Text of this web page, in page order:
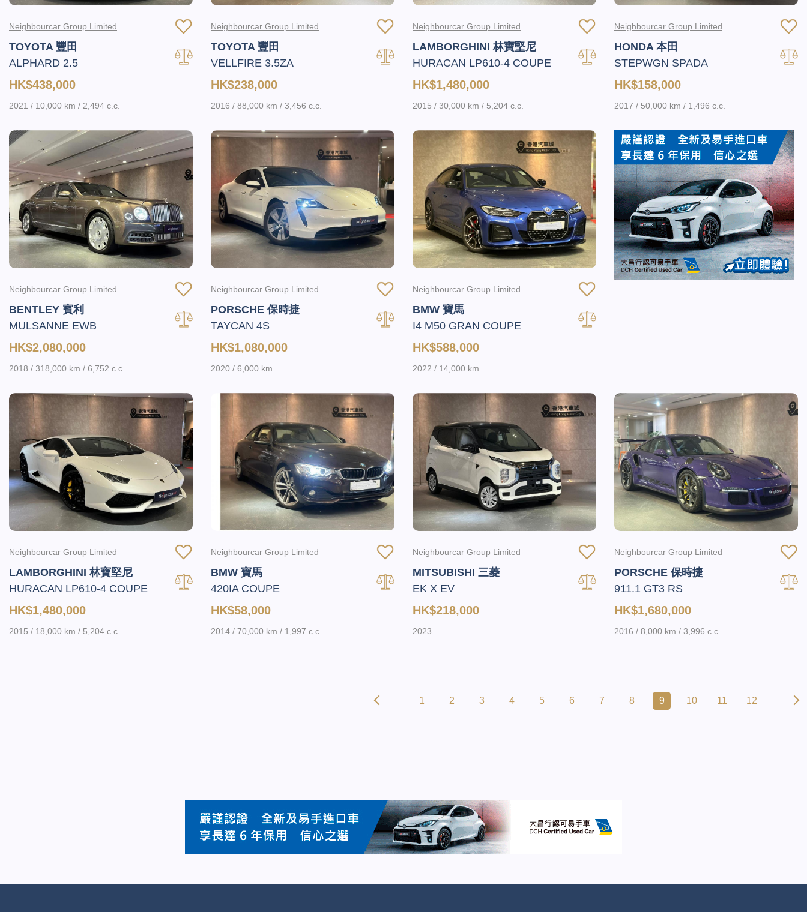
Neighbourcar Group Limited
TOYOTA 豐田
ALPHARD 2.5
HK$438,000
2021 / 10,000 km / 2,494 c.c.
Neighbourcar Group Limited
TOYOTA 豐田
VELLFIRE 3.5ZA
HK$238,000
2016 / 88,000 km / 3,456 c.c.
Neighbourcar Group Limited
LAMBORGHINI 林寶堅尼
HURACAN LP610-4 COUPE
HK$1,480,000
2015 / 30,000 km / 5,204 c.c.
Neighbourcar Group Limited
HONDA 本田
STEPWGN SPADA
HK$158,000
2017 / 50,000 km / 1,496 c.c.
Neighbourcar Group Limited
BENTLEY 賓利
MULSANNE EWB
HK$2,080,000
2018 / 318,000 km / 6,752 c.c.
Neighbourcar Group Limited
PORSCHE 保時捷
TAYCAN 4S
HK$1,080,000
2020 / 6,000 km
Neighbourcar Group Limited
BMW 寶馬
I4 M50 GRAN COUPE
HK$588,000
2022 / 14,000 km
Neighbourcar Group Limited
LAMBORGHINI 林寶堅尼
HURACAN LP610-4 COUPE
HK$1,480,000
2015 / 18,000 km / 5,204 c.c.
Neighbourcar Group Limited
BMW 寶馬
420IA COUPE
HK$58,000
2014 / 70,000 km / 1,997 c.c.
Neighbourcar Group Limited
MITSUBISHI 三菱
EK X EV
HK$218,000
2023
Neighbourcar Group Limited
PORSCHE 保時捷
911.1 GT3 RS
HK$1,680,000
2016 / 8,000 km / 3,996 c.c.
1 2 3 4 5 6 7 8 9 10 11 12